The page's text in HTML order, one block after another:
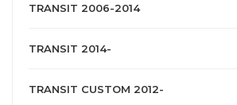
TRANSIT 2006-2014
TRANSIT 2014-
TRANSIT CUSTOM 2012-